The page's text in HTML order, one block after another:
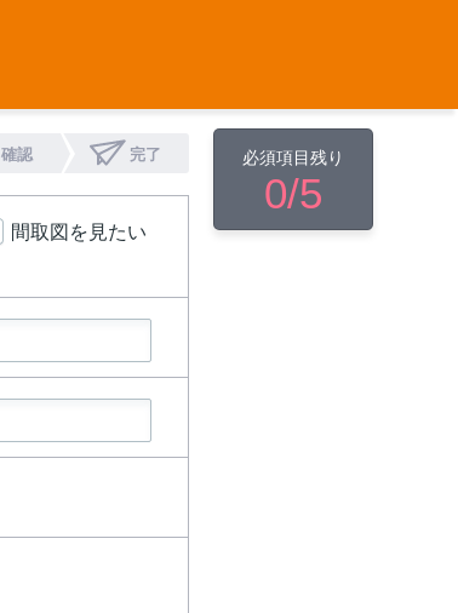
確認 完了
間取図を見たい
必須項目残り
0/5